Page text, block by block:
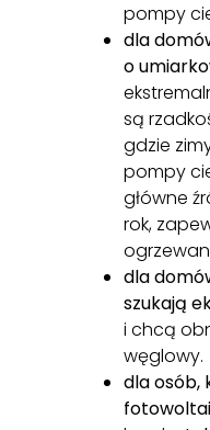
pompy
dla
o
są
gdzie
pompy
główne
rok,
dla
szukają
i chcą
węglowy.
dla osób,